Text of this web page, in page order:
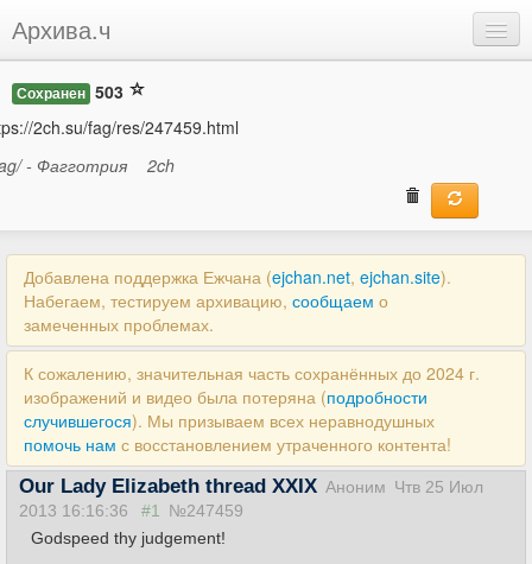
Архива.ч
Войти
Сохранен 503
2ch.su/fag/res/247459.html
- Фагготрия
2ch
Добавлена поддержка Ежчана (ejchan.net, ejchan.site).
Набегаем, тестируем архивацию, сообщаем о
замеченных проблемах.
К сожалению, значительная часть сохранённых до 2024 г.
изображений и видео была потеряна (подробности
случившегося). Мы призываем всех неравнодушных
помочь нам с восстановлением утраченного контента!
Our Lady Elizabeth thread XXIX Аноним Чтв 25 Июл
2013 16:16:36
#1
№247459
Godspeed thy judgement!